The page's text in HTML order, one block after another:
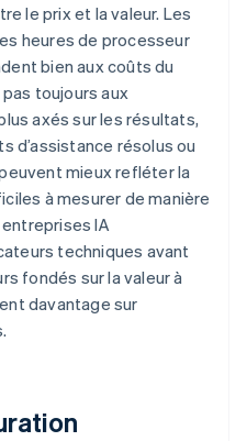
le prix et la valeur. Les
heures de processeur
bien aux coûts du
toujours aux
axés sur les résultats,
d’assistance résolus ou
mieux refléter la
à mesurer de manière
IA
techniques avant
fondés sur la valeur à
davantage sur